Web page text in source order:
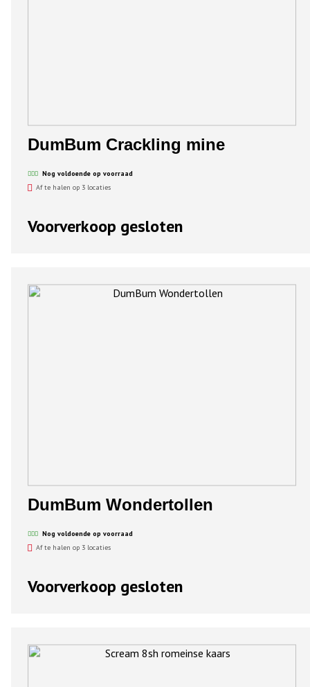
DumBum Crackling mine
Nog voldoende op voorraad
Af te halen op 3 locaties
Voorverkoop gesloten
DumBum Wondertollen
Nog voldoende op voorraad
Af te halen op 3 locaties
Voorverkoop gesloten